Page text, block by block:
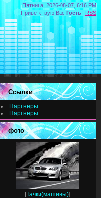
Пятница, 2026-08-07, 6:16 PM
Приветствую Вас Гость | RSS
Ссылки
Партнеры
Партнеры
фото
[Тачки(машины)]